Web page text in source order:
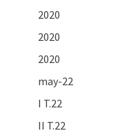
2020
2020
2020
may-22
I T.22
II T.22